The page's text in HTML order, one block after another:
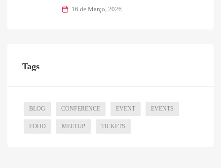
16 de Março, 2026
Tags
BLOG CONFERENCE EVENT EVENTS
FOOD MEETUP TICKETS